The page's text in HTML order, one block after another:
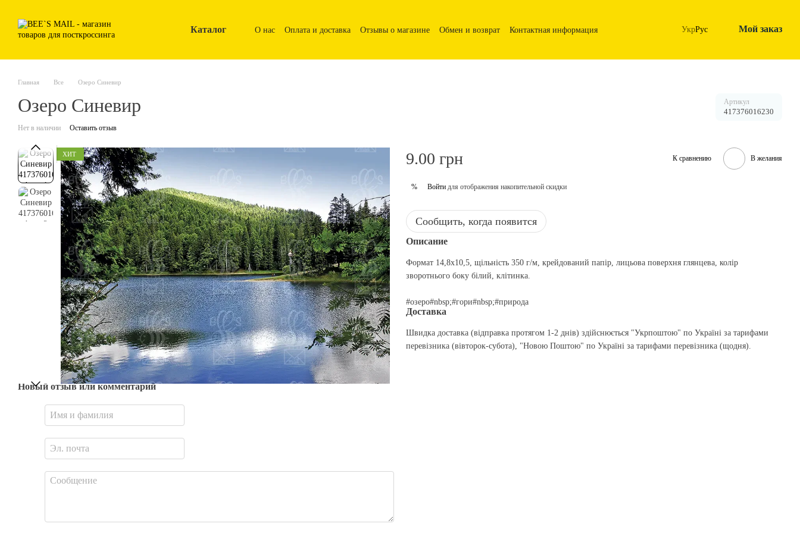
Каталог О нас Оплата и доставка Отзывы о магазине Обмен и возврат Контактная информация УкрРус Мой заказ
Главная Все Озеро Синевир
Озеро Синевир Артикул
417376016230
Нет в наличии Оставить отзыв
ХИТ
Новый отзыв или комментарий
9.00 грн К сравнению В желания
% Войти для отображения накопительной скидки
Сообщить, когда появится
Описание
Формат 14,8х10,5, щільність 350 г/м, крейдований папір, лицьова поверхня глянцева, колір
зворотнього боку білий, клітинка.
#озеро#nbsp;#гори#nbsp;#природа
Доставка
Швидка доставка (відправка протягом 1-2 днів) здійснюється "Укрпоштою" по Україні за тарифами
перевізника (вівторок-субота), "Новою Поштою" по Україні за тарифами перевізника (щодня).